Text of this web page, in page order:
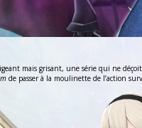
mais grisant, une série qui ne
de passer à la moulinette de l’action